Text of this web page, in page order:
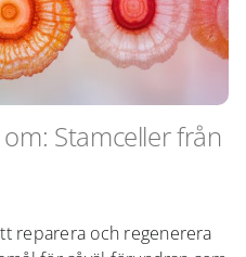
Stamceller från
reparera och regenerera